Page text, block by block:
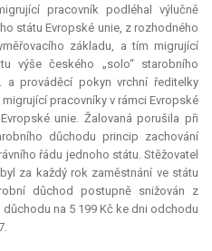
pracovník podléhal výlučně
státu Evropské unie, z rozhodného
základu, a tím migrující
výše českého „solo“ starobního
a prováděcí pokyn vrchní ředitelky
pracovníky v rámci Evropské
unie. Žalovaná porušila při
důchodu princip zachování
řádu jednoho státu. Stěžovatel
za každý rok zaměstnání ve státu
důchod postupně snižován z
na 5 199 Kč ke dni odchodu